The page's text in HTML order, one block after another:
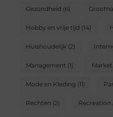
Gezondheid (6)
Hobby en vrije tijd (14)
Huishoudelijk (2)
Management (1)
Mode en Kleding (11)
Rechten (2) Recreation